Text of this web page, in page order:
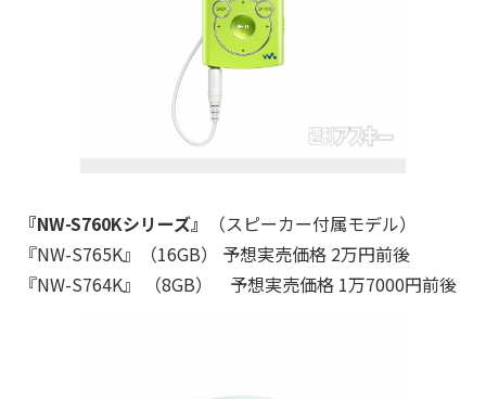
『NW-S760Kシリーズ』
（スピーカー付属モデル）
『NW-S765K』（16GB） 予想実売価格 2万円前後
『NW-S764K』 （8GB） 予想実売価格 1万7000円前後